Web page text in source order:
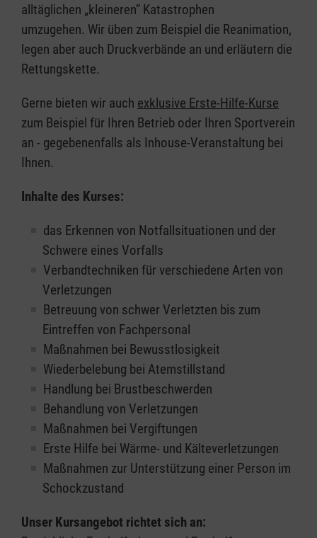
alltäglichen „kleineren” Katastrophen
umzugehen. Wir üben zum Beispiel die Reanimation,
legen aber auch Druckverbände an und erläutern die
Rettungskette.
Gerne bieten wir auch exklusive Erste-Hilfe-Kurse
zum Beispiel für Ihren Betrieb oder Ihren Sportverein
an - gegebenenfalls als Inhouse-Veranstaltung bei
Ihnen.
Inhalte des Kurses:
das Erkennen von Notfallsituationen und der
Schwere eines Vorfalls
Verbandtechniken für verschiedene Arten von
Verletzungen
Betreuung von schwer Verletzten bis zum
Eintreffen von Fachpersonal
Maßnahmen bei Bewusstlosigkeit
Wiederbelebung bei Atemstillstand
Handlung bei Brustbeschwerden
Behandlung von Verletzungen
Maßnahmen bei Vergiftungen
Erste Hilfe bei Wärme- und Kälteverletzungen
Maßnahmen zur Unterstützung einer Person im
Schockzustand
Unser Kursangebot richtet sich an: